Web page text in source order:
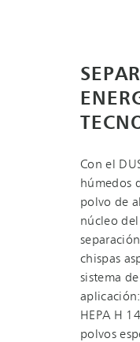
Con el
húmedos
polvo de
núcleo
chispas
sistema
HEPA H
polvos